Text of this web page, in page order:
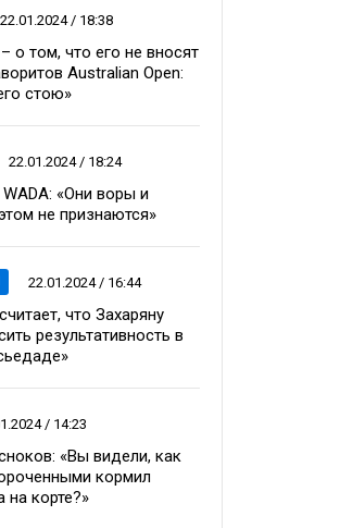
22.01.2024 / 18:38
о том, что его не вносят
Australian Open:
стою»
22.01.2024 / 18:24
«Они воры и
не признаются»
22.01.2024 / 16:44
что Захаряну
результативность в
/ 14:23
«Вы видели, как
кормил
корте?»